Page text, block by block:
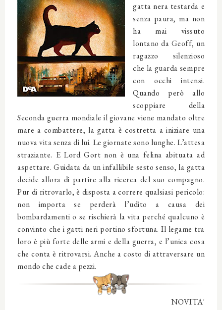
gatta nera testarda e
senza paura, ma non
ha mai vissuto
lontano da Geoff, un
ragazzo silenzioso
che la guarda sempre
con occhi intensi.
Quando però allo
scoppiare della
Seconda guerra mondiale il giovane viene mandato oltre
mare a combattere, la gatta è costretta a iniziare una
nuova vita senza di lui. Le giornate sono lunghe. L’attesa
straziante. E Lord Gort non è una felina abituata ad
aspettare. Guidata da un infallibile sesto senso, la gatta
decide allora di partire alla ricerca del suo compagno.
Pur di ritrovarlo, è disposta a correre qualsiasi pericolo:
non importa se perderà l’udito a causa dei
bombardamenti o se rischierà la vita perché qualcuno è
convinto che i gatti neri portino sfortuna. Il legame tra
loro è più forte delle armi e della guerra, e l’unica cosa
che conta è ritrovarsi. Anche a costo di attraversare un
mondo che cade a pezzi.
NOVITA'